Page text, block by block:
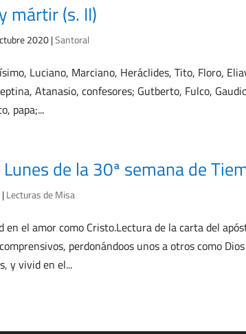
mártir (s. II)
2020|Santoral
Luciano, Marciano, Heráclides, Tito, Floro,
Atanasio, confesores; Gutberto, Fulco,
papa;...
de la 30ª semana de
|Lecturas de Misa
en el amor como Cristo.Lectura de la carta del
perdonándoos unos a otros como
y vivid en el...